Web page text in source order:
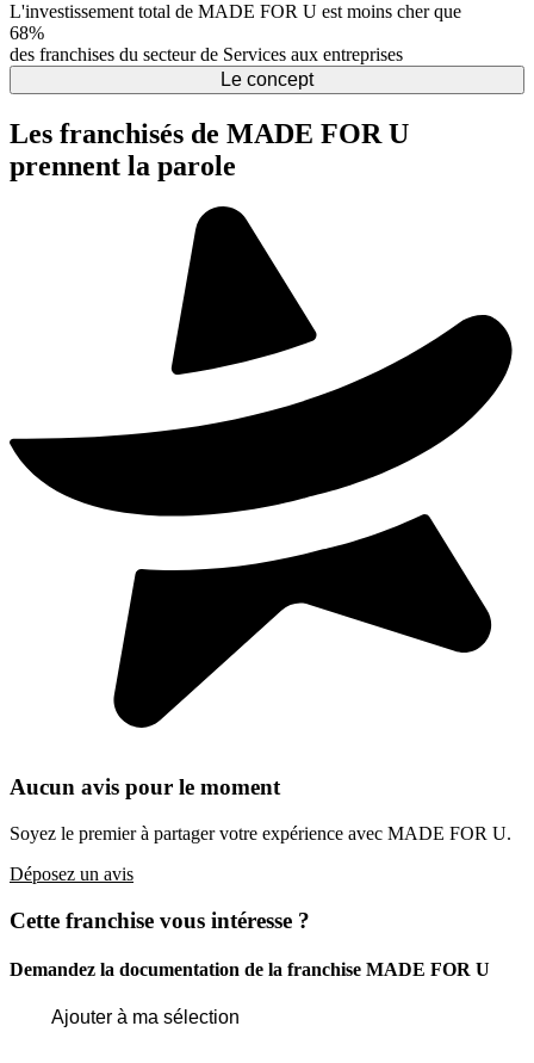
L'investissement total de MADE FOR U est moins cher que
68%
des franchises du secteur de Services aux entreprises
Le concept
Les franchisés de MADE FOR U
prennent la parole
Aucun avis pour le moment
Soyez le premier à partager votre expérience avec MADE FOR U.
Déposez un avis
Cette franchise vous intéresse ?
Demandez la documentation de la franchise MADE FOR U
Ajouter à ma sélection